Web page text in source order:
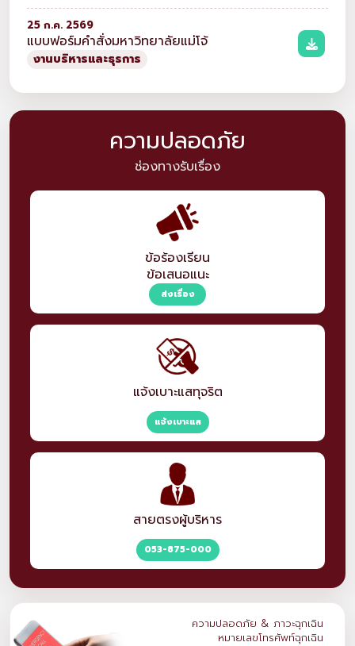
25 ก.ค. 2569
แบบฟอร์มคำสั่งมหาวิทยาลัยแม่โจ้
งานบริหารและธุรการ
ความปลอดภัย
ช่องทางรับเรื่อง
ข้อร้องเรียน
ข้อเสนอแนะ
ส่งเรื่อง
แจ้งเบาะแสทุจริต
แจ้งเบาะแส
สายตรงผู้บริหาร
053-875-000
ความปลอดภัย & ภาวะฉุกเฉิน
หมายเลขโทรศัพท์ฉุกเฉิน